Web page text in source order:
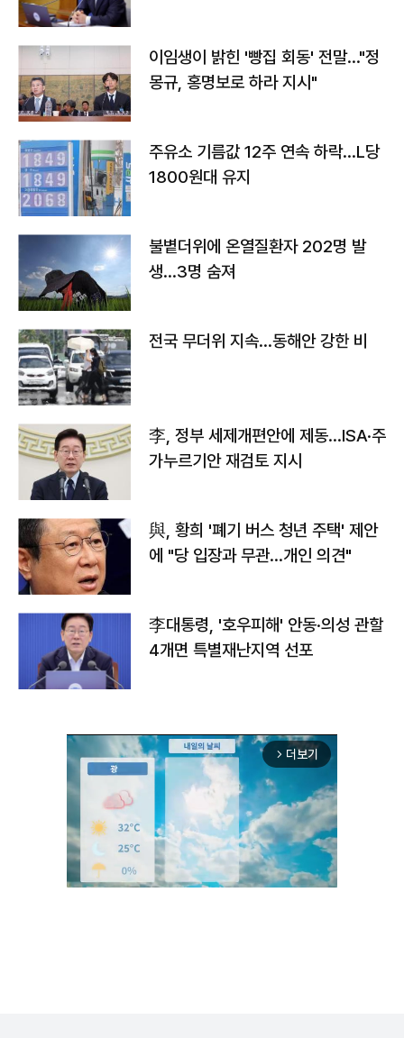
이임생이 밝힌 '빵집 회동' 전말…"정
몽규, 홍명보로 하라 지시"
주유소 기름값 12주 연속 하락…L당
1800원대 유지
불볕더위에 온열질환자 202명 발
생…3명 숨져
전국 무더위 지속…동해안 강한 비
李, 정부 세제개편안에 제동…ISA·주
가누르기안 재검토 지시
與, 황희 '폐기 버스 청년 주택' 제안
에 "당 입장과 무관…개인 의견"
李대통령, '호우피해' 안동·의성 관할
4개면 특별재난지역 선포
arrow_forward_ios 더보기